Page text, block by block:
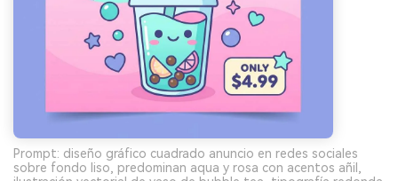
Prompt: diseño gráfico cuadrado anuncio en redes sociales
sobre fondo liso, predominan aqua y rosa con acentos añil,